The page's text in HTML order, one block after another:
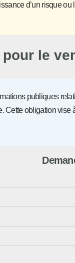
d’un risque ou
le
publiques
Cette obligation vise